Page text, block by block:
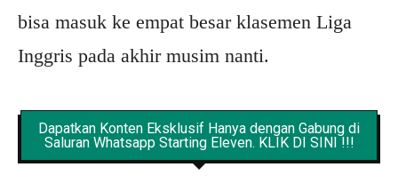
bisa masuk ke empat besar klasemen Liga
Inggris pada akhir musim nanti.
Dapatkan Konten Eksklusif Hanya dengan Gabung di
Saluran Whatsapp Starting Eleven. KLIK DI SINI !!!